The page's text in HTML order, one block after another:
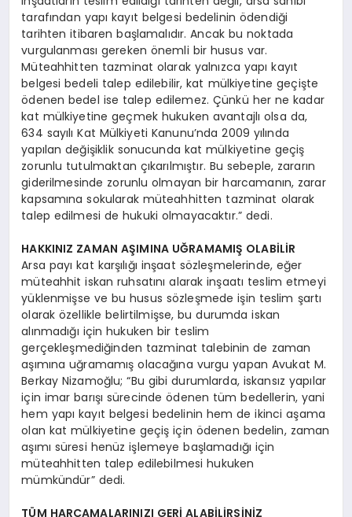
tarafından yapı kayıt belgesi bedelinin ödendiği
tarihten itibaren başlamalıdır. Ancak bu noktada
vurgulanması gereken önemli bir husus var.
Müteahhitten tazminat olarak yalnızca yapı kayıt
belgesi bedeli talep edilebilir, kat mülkiyetine geçişte
ödenen bedel ise talep edilemez. Çünkü her ne kadar
kat mülkiyetine geçmek hukuken avantajlı olsa da,
634 sayılı Kat Mülkiyeti Kanunu’nda 2009 yılında
yapılan değişiklik sonucunda kat mülkiyetine geçiş
zorunlu tutulmaktan çıkarılmıştır. Bu sebeple, zararın
giderilmesinde zorunlu olmayan bir harcamanın, zarar
kapsamına sokularak müteahhitten tazminat olarak
talep edilmesi de hukuki olmayacaktır.” dedi.
HAKKINIZ ZAMAN AŞIMINA UĞRAMAMIŞ OLABİLİR
Arsa payı kat karşılığı inşaat sözleşmelerinde, eğer
müteahhit iskan ruhsatını alarak inşaatı teslim etmeyi
yüklenmişse ve bu husus sözleşmede işin teslim şartı
olarak özellikle belirtilmişse, bu durumda iskan
alınmadığı için hukuken bir teslim
gerçekleşmediğinden tazminat talebinin de zaman
aşımına uğramamış olacağına vurgu yapan Avukat M.
Berkay Nizamoğlu; “Bu gibi durumlarda, iskansız yapılar
için imar barışı sürecinde ödenen tüm bedellerin, yani
hem yapı kayıt belgesi bedelinin hem de ikinci aşama
olan kat mülkiyetine geçiş için ödenen bedelin, zaman
aşımı süresi henüz işlemeye başlamadığı için
müteahhitten talep edilebilmesi hukuken
mümkündür” dedi.
TÜM HARCAMALARINIZI GERİ ALABİLİRSİNİZ